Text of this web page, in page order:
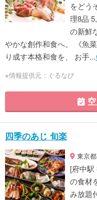
をどう
理8品
の新鮮
やかな創作和食へ。 《魚
り成す本格和食を、 お手...
※情報提供元：ぐるなび
空
四季のあじ 旬楽
東京
[府中
の食材
み放題